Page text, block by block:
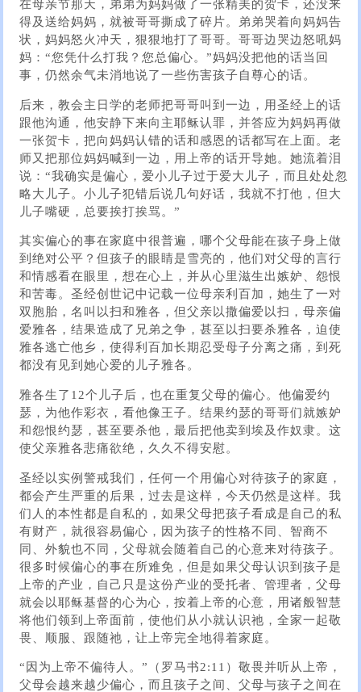
在母亲节那天，弟弟为妈妈做了一张精美的贺卡，还没来
得及送给妈妈，就被哥哥撕成了碎片。弟弟哭着向妈妈告
状，妈妈怒火冲天，狠狠地打了哥哥。哥哥边哭边怒吼妈
妈：“您凭什么打我？您总偏心。”妈妈没把他的话当回
事，仍然余气未消地说了一些伤害孩子自尊心的话。
后来，教会主日学的老师把哥哥叫到一边，用圣经上的话
跟他沟通，他安静下来向主耶稣认罪，并答应为妈妈再做
一张贺卡，把向妈妈认错的话和感恩的话都写在上面。老
师又把那位妈妈喊到一边，用上帝的话开导她。她流着泪
说：“我确实是偏心，爱小儿子过于爱大儿子，而且处处忽
略大儿子。小儿子犯错后说几句好话，我就不打他，但大
儿子嘴硬，总要挨打挨骂。”
其实偏心的事在家庭中很普遍，哪个父母能在孩子身上做
到绝对公平？但孩子的眼睛是雪亮的，他们对父母的言行
和情感看在眼里，想在心上，并从心里滋生出嫉妒、怨恨
和苦毒。圣经创世记中记载一位母亲利百加，她生了一对
双胞胎，名叫以扫和雅各，但父亲以撒偏爱以扫，母亲偏
爱雅各，结果造成了兄弟之争，甚至以扫要杀雅各，迫使
雅各逃亡他乡，使得利百加长期忍受母子分离之痛，到死
都没有见到她心爱的儿子雅各。
雅各生了12个儿子后，也在重复父母的偏心。他偏爱约
瑟，为他作彩衣，看他像王子。结果约瑟的哥哥们就嫉妒
和怨恨约瑟，甚至要杀他，最后把他卖到埃及作奴隶。这
使父亲雅各悲痛欲绝，久久不得安慰。
圣经以实例警戒我们，任何一个用偏心对待孩子的家庭，
都会产生严重的后果，过去是这样，今天仍然是这样。我
们人的本性都是自私的，如果父母把孩子看成是自己的私
有财产，就很容易偏心，因为孩子的性格不同、智商不
同、外貌也不同，父母就会随着自己的心意来对待孩子。
很多时候偏心的事在所难免，但是如果父母认识到孩子是
上帝的产业，自己只是这份产业的受托者、管理者，父母
就会以耶稣基督的心为心，按着上帝的心意，用诸般智慧
将他们领到上帝面前，使他们从小就认识祂，全家一起敬
畏、顺服、跟随祂，让上帝完全地得着家庭。
“因为上帝不偏待人。”（罗马书2:11）敬畏并听从上帝，
父母会越来越少偏心，而且孩子之间、父母与孩子之间在